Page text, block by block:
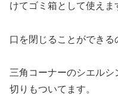
けてゴミ箱として使えま
口を閉じることができる
三角コーナーのシエル
切りもついてます。